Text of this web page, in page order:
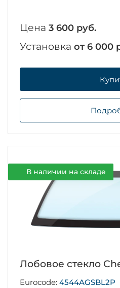
Цена 3 600 руб.
Установка от 6 000
В наличии на складе
Лобовое стекло
Eurocode: 4544AGSBL2P